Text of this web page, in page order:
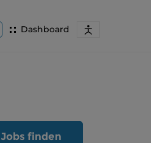
Dashboard
Jobs finden